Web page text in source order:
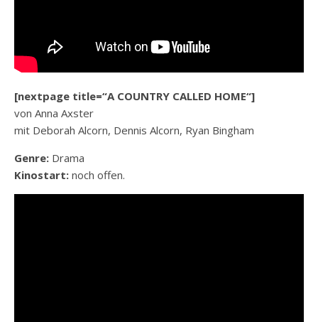
[nextpage title=“A COUNTRY CALLED HOME“]
von Anna Axster
mit Deborah Alcorn, Dennis Alcorn, Ryan Bingham
Genre: Drama
Kinostart: noch offen.